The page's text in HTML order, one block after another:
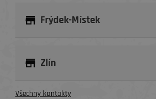
Frýdek-Místek
Zlín
Všechny kontakty